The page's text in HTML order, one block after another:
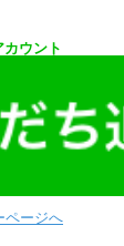
ウント
ページへ